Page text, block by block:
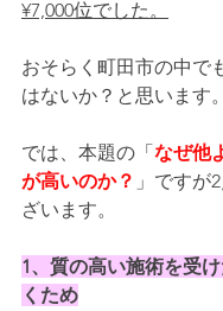
¥7,000位でした。
おそらく町田市の中で
はないか？と思います。
では、本題の「なぜ他
が高いのか？ 」ですが
ざいます。
1、質の高い施術を受
くため